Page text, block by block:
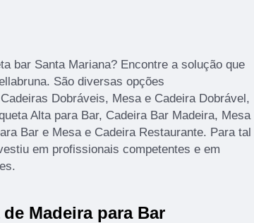
bar Santa Mariana? Encontre a solução que
São diversas opções
Dobráveis, Mesa e Cadeira Dobrável,
Alta para Bar, Cadeira Bar Madeira, Mesa
Bar e Mesa e Cadeira Restaurante. Para tal
em profissionais competentes e em
Madeira para Bar